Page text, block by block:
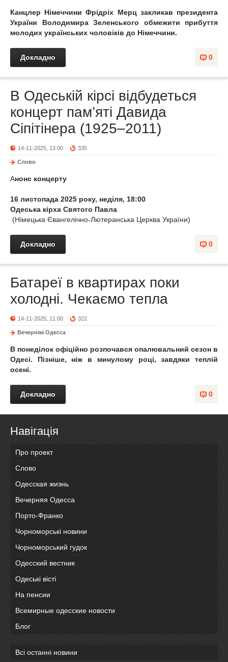
Канцлер Німеччини Фрідріх Мерц закликав президента
України Володимира Зеленського обмежити прибуття
молодих українських чоловіків до Німеччини.
0
Докладно
В Одеській кірсі відбудеться
концерт пам’яті Давида
Сіпітінера (1925–2011)
14-11-2025, 13:00 335
Слово
Анонс концерту
16 листопада 2025 року, неділя, 18:00
Одеська кірха Святого Павла
(Німецька Євангелічно-Лютеранська Церква України)
0
Докладно
Батареї в квартирах поки
холодні. Чекаємо тепла
14-11-2025, 11:00 322
Вечерняя Одесса
В понеділок офіційно розпочався опалювальний сезон в
Одесі. Пізніше, ніж в минулому році, завдяки теплій
осені.
0
Докладно
Навігація
Про проект
Слово
Одесская жизнь
Вечерняя Одесса
Порто-Франко
Чорноморські новини
Чорноморський гудок
Одесский вестник
Одеськi вiстi
На пенсии
Всемирные одесские новости
Блог
Всі останні новини